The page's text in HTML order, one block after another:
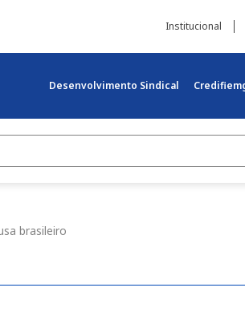
Institucional
Desenvolvimento Sindical
brasileiro